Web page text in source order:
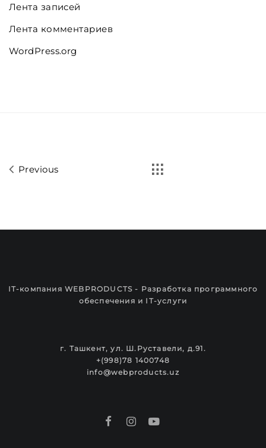
Лента записей
Лента комментариев
WordPress.org
Previous
IT-компания WEBPRODUCTS - Разработка программного
обеспечения и IT-услуги
г. Ташкент, ул. Ш.Руставели, д.91.
+(998)78 1400748
info@webproducts.uz